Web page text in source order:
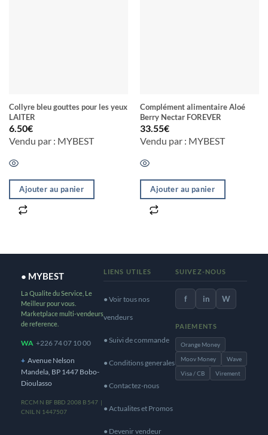
Collyre bleu gouttes pour les yeux
LAITER
6.50€
Vendu par : MYBEST
Ajouter au panier
Complément alimentaire Aloé
Berry Nectar FOREVER
33.55€
Vendu par : MYBEST
Ajouter au panier
● MYBEST
La Qualite du Service, Le
Meilleur pour vous.
Marketplace multi-vendeurs
de reference.
WA +226 74 07 10 00
+ Avenue Nelson
Mandela, BP 1447 Bobo-
Dioulasso
RCCM N BF BBD 2008 B 547 |
CNIL N 1447507
LIENS UTILES
● Voir tous nos
vendeurs
● Suivi de commande
● Conditions generales
● Contactez-nous
● Actualites et Promos
● Devenir vendeur
SUIVEZ-NOUS
f in W
PAIEMENTS
Orange Money
Moov Money
Wave
Visa / CB
Virement